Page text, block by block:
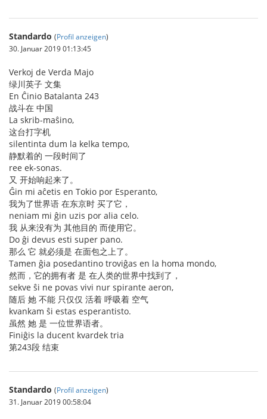
Standardo (Profil anzeigen)
30. Januar 2019 01:13:45
Verkoj de Verda Majo
绿川英子 文集
En Ĉinio Batalanta 243
战斗在 中国
La skrib-maŝino,
这台打字机
silentinta dum la kelka tempo,
静默着的 一段时间了
ree ek-sonas.
又 开始响起来了。
Ĝin mi aĉetis en Tokio por Esperanto,
我为了世界语 在东京时 买了它，
neniam mi ĝin uzis por alia celo.
我 从来没有为 其他目的 而使用它。
Do ĝi devus esti super pano.
那么 它 就必须是 在面包之上了。
Tamen ĝia posedantino troviĝas en la homa mondo,
然而，它的拥有者 是 在人类的世界中找到了，
sekve ŝi ne povas vivi nur spirante aeron,
随后 她 不能 只仅仅 活着 呼吸着 空气
kvankam ŝi estas esperantisto.
虽然 她 是 一位世界语者。
Finiĝis la ducent kvardek tria
第243段 结束
Standardo (Profil anzeigen)
31. Januar 2019 00:58:04